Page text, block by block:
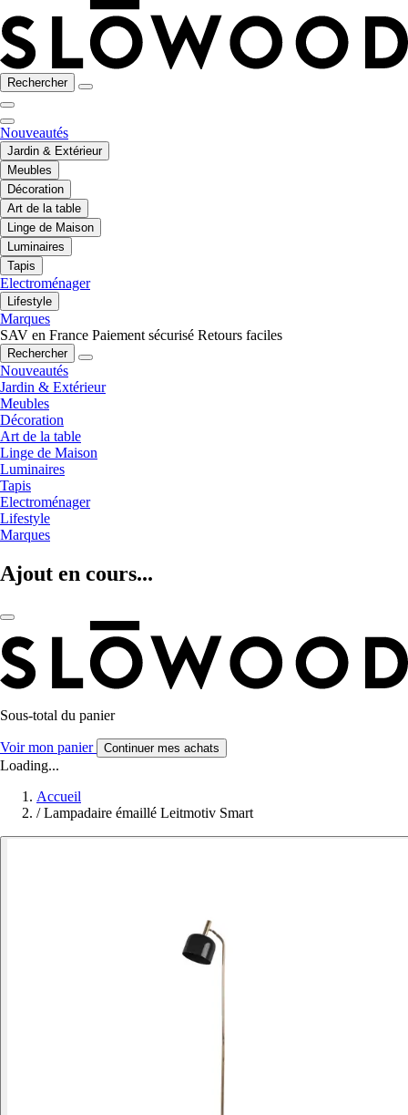
Rechercher
Nouveautés
Jardin & Extérieur
Meubles
Décoration
Art de la table
Linge de Maison
Luminaires
Tapis
Electroménager
Lifestyle
Marques
SAV en France Paiement sécurisé Retours faciles
Rechercher
Nouveautés
Jardin & Extérieur
Meubles
Décoration
Art de la table
Linge de Maison
Luminaires
Tapis
Electroménager
Lifestyle
Marques
Ajout en cours...
Sous-total du panier
Voir mon panier Continuer mes achats
Loading...
Accueil
/ Lampadaire émaillé Leitmotiv Smart